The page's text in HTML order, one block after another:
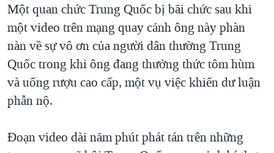
THỂ THAO
GIÁO DỤC
CHI PHÍ CHIẾN TRANH AFGHANISTAN
CÁC GIÁ TRỊ CỘNG HÒA Ở VIỆT NAM
THƯỢNG ĐỈNH TRUMP-KIM TẠI VIỆT NAM
TRỊNH VĨNH BÌNH VS. CHÍNH PHỦ VIỆT NAM
NGƯ DÂN VIỆT VÀ LÀN SÓNG TRỘM HẢI SÂM
BÊN KIA QUỐC LỘ: TIẾNG VỌNG TỪ NÔNG THÔN MỸ
Một quan chức Trung Quốc bị bãi chức sau khi
một video trên mạng quay cảnh ông này phàn
nàn về sự vô ơn của người dân thường Trung
Quốc trong khi ông đang thưởng thức tôm hùm
và uống rượu cao cấp, một vụ việc khiến dư luận
phẫn nộ.
Ðoạn video dài năm phút phát tán trên những